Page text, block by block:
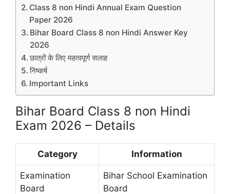
Class 8 non Hindi Annual Exam Question
Paper 2026
Bihar Board Class 8 non Hindi Answer Key
2026
छात्रों के लिए महत्वपूर्ण सलाह
निष्कर्ष
Important Links
Bihar Board Class 8 non Hindi
Exam 2026 – Details
Category Information
Examination
Board
Bihar School Examination
Board